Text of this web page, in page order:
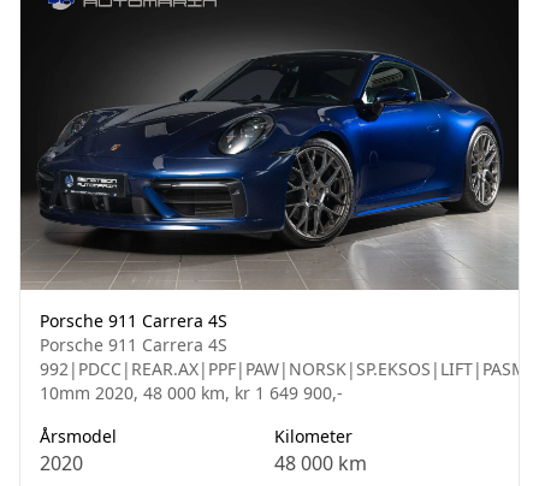
Porsche 911 Carrera 4S
Porsche 911 Carrera 4S
992|PDCC|REAR.AX|PPF|PAW|NORSK|SP.EKSOS|LIFT|PASM-
10mm 2020, 48 000 km, kr 1 649 900,-
Årsmodel
2020
Kilometer
48 000 km